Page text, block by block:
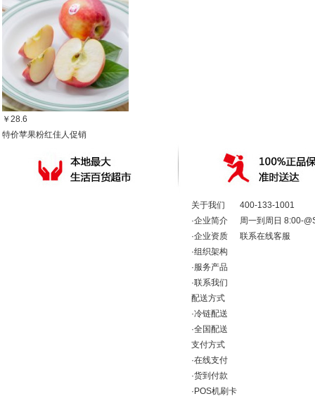
￥28.6
特价苹果粉红佳人促销
关于我们
·企业简介
·企业资质
·组织架构
·服务产品
·联系我们
配送方式
·冷链配送
·全国配送
支付方式
·在线支付
·货到付款
· POS机刷卡
400-133-1001
周一到周日 8:00-
联系在线客服